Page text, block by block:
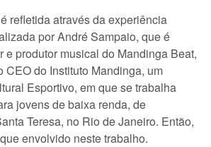
refletida através da experiência
por André Sampaio, que é
e produtor musical do Mandinga Beat,
do Instituto Mandinga, um
Esportivo, em que se trabalha
jovens de baixa renda, de
Teresa, no Rio de Janeiro. Então,
envolvido neste trabalho.